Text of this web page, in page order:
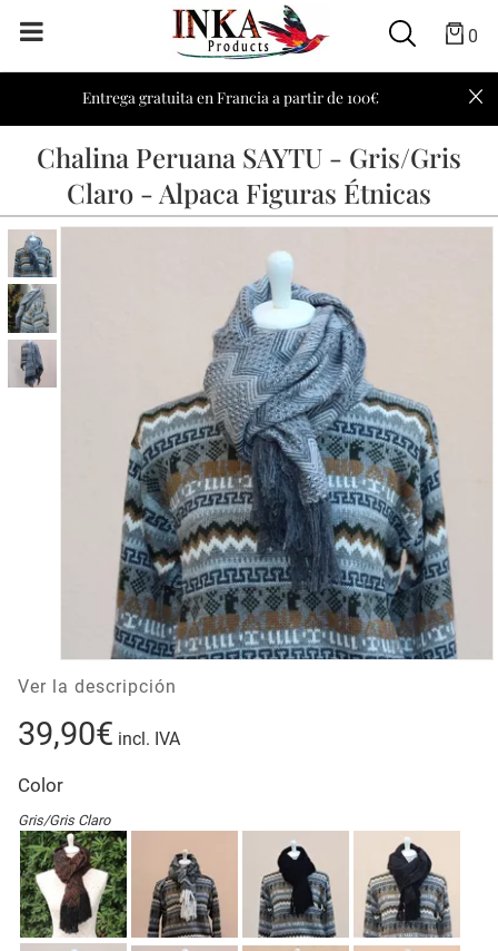
0
Entrega gratuita en Francia a partir de 100€
Chalina Peruana SAYTU - Gris/Gris
Claro - Alpaca Figuras Étnicas
Ver la descripción
39,90€ incl. IVA
Color
Gris/Gris Claro